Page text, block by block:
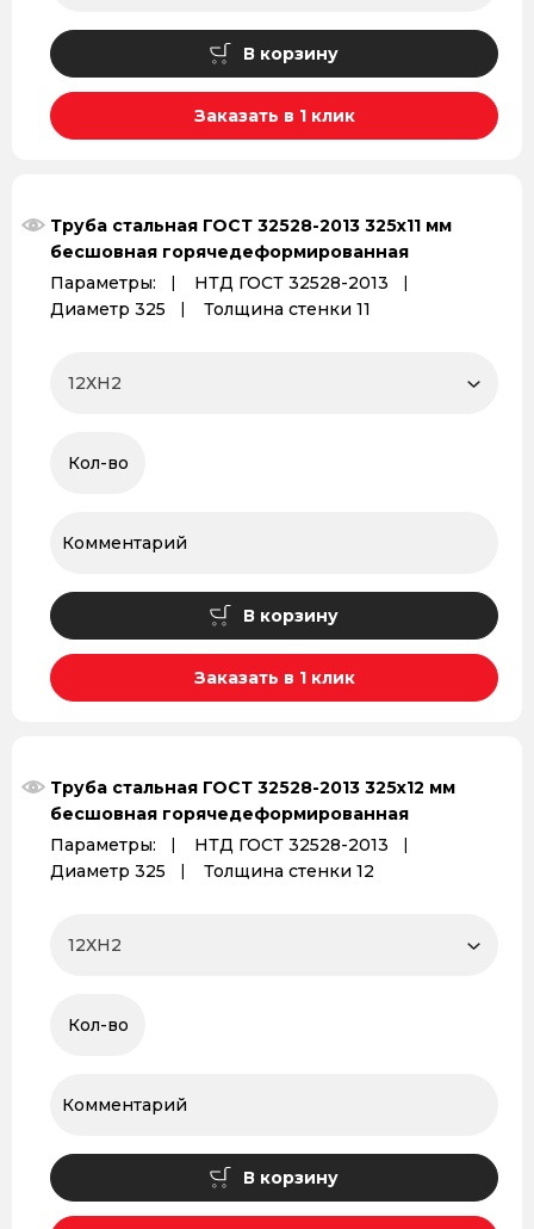
В корзину
Заказать в 1 клик
Труба стальная ГОСТ 32528-2013 325х11 мм
бесшовная горячедеформированная
Параметры:
НТД ГОСТ 32528-2013
Диаметр 325
Толщина стенки 11
В корзину
Заказать в 1 клик
Труба стальная ГОСТ 32528-2013 325х12 мм
бесшовная горячедеформированная
Параметры:
НТД ГОСТ 32528-2013
Диаметр 325
Толщина стенки 12
В корзину